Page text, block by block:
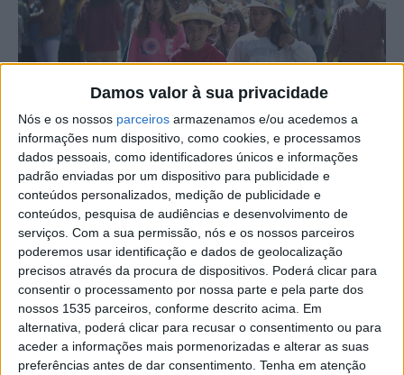
Damos valor à sua privacidade
Nós e os nossos parceiros armazenamos e/ou acedemos a
informações num dispositivo, como cookies, e processamos
dados pessoais, como identificadores únicos e informações
padrão enviadas por um dispositivo para publicidade e
conteúdos personalizados, medição de publicidade e
conteúdos, pesquisa de audiências e desenvolvimento de
serviços. Com a sua permissão, nós e os nossos parceiros
poderemos usar identificação e dados de geolocalização
precisos através da procura de dispositivos. Poderá clicar para
consentir o processamento por nossa parte e pela parte dos
nossos 1535 parceiros, conforme descrito acima. Em
alternativa, poderá clicar para recusar o consentimento ou para
aceder a informações mais pormenorizadas e alterar as suas
preferências antes de dar consentimento. Tenha em atenção
O Agrupamento de Escolas Afonso de Paiva, em Castelo
Branco, assinalou a chegada da primavera e da Páscoa,
com o Easter Bonnet, uma tradição europeia, que
simboliza a renovação espiritual e de vida nova.
É explicado que esta é uma tradição que os alunos e
professores de Inglês dos 1º, 2º e 3º ciclos deste
agrupamento recriaram, pela segunda vez. Os alunos e